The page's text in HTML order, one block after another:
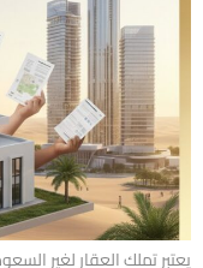
يعتبر تملك العقار لغير